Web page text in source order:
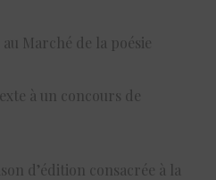
Marché de la poésie
à un concours de
d’édition consacrée à la